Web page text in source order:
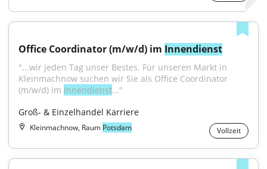
Office Coordinator (m/w/d) im Innendienst
"...wir jeden Tag unser Bestes. Für unseren Markt in
Kleinmachnow suchen wir Sie als Office Coordinator
(m/w/d) im Innendienst..."
Groß- & Einzelhandel Karriere
Kleinmachnow, Raum Potsdam Vollzeit